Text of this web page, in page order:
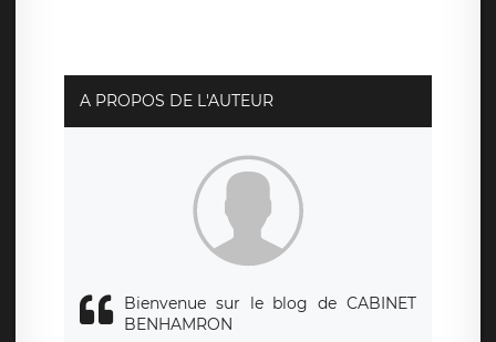
rue Léopold Sédar Senghor, joignable à l’adresse mail :
responsabledetraitement@legavox.fr. Vous avez
également le droit d’introduire une réclamation auprès
d’une autorité de contrôle.
A PROPOS DE L'AUTEUR
Bienvenue sur le blog de CABINET
BENHAMRON